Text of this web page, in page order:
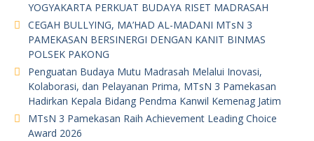
YOGYAKARTA PERKUAT BUDAYA RISET MADRASAH
CEGAH BULLYING, MA’HAD AL-MADANI MTsN 3
PAMEKASAN BERSINERGI DENGAN KANIT BINMAS
POLSEK PAKONG
Penguatan Budaya Mutu Madrasah Melalui Inovasi,
Kolaborasi, dan Pelayanan Prima, MTsN 3 Pamekasan
Hadirkan Kepala Bidang Pendma Kanwil Kemenag Jatim
MTsN 3 Pamekasan Raih Achievement Leading Choice
Award 2026